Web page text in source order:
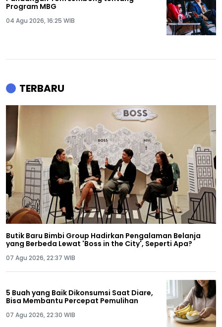
Program MBG
04 Agu 2026, 16:25 WIB
TERBARU
Butik Baru Bimbi Group Hadirkan Pengalaman Belanja
yang Berbeda Lewat 'Boss in the City', Seperti Apa?
07 Agu 2026, 22:37 WIB
5 Buah yang Baik Dikonsumsi Saat Diare,
Bisa Membantu Percepat Pemulihan
07 Agu 2026, 22:30 WIB